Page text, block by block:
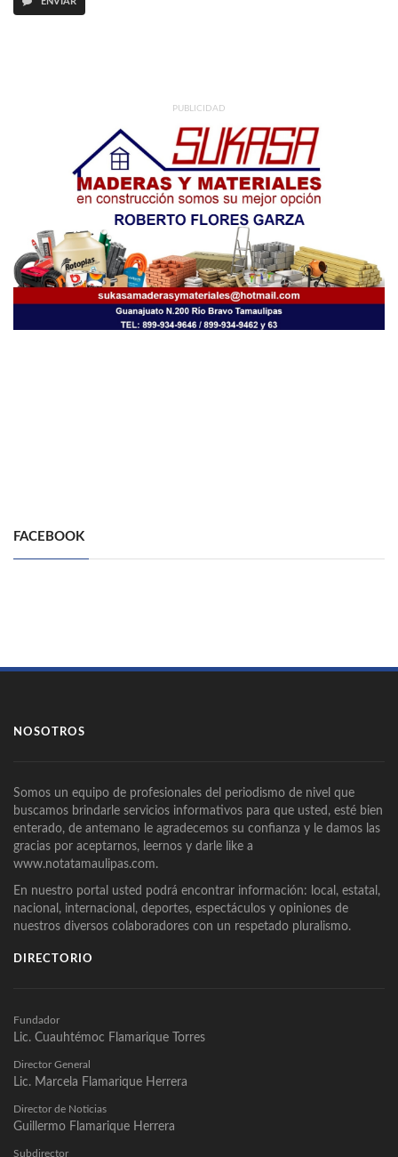
PUBLICIDAD
FACEBOOK
NOSOTROS
Somos un equipo de profesionales del periodismo de nivel que
buscamos brindarle servicios informativos para que usted, esté bien
enterado, de antemano le agradecemos su confianza y le damos las
gracias por aceptarnos, leernos y darle like a
www.notatamaulipas.com.
En nuestro portal usted podrá encontrar información: local, estatal,
nacional, internacional, deportes, espectáculos y opiniones de
nuestros diversos colaboradores con un respetado pluralismo.
DIRECTORIO
Fundador
Lic. Cuauhtémoc Flamarique Torres
Director General
Lic. Marcela Flamarique Herrera
Director de Noticias
Guillermo Flamarique Herrera
Subdirector